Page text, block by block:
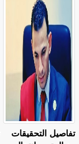
تفاصيل التحقيقات